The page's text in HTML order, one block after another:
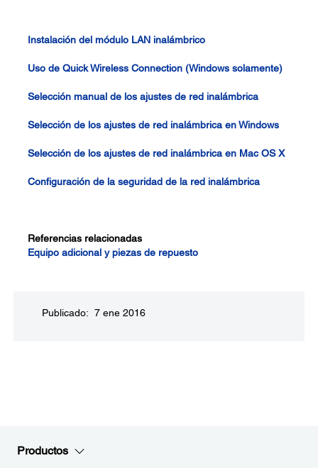
Instalación del módulo LAN inalámbrico
Uso de Quick Wireless Connection (Windows solamente)
Selección manual de los ajustes de red inalámbrica
Selección de los ajustes de red inalámbrica en Windows
Selección de los ajustes de red inalámbrica en Mac OS X
Configuración de la seguridad de la red inalámbrica
Referencias relacionadas
Equipo adicional y piezas de repuesto
Publicado: 7 ene 2016
Productos